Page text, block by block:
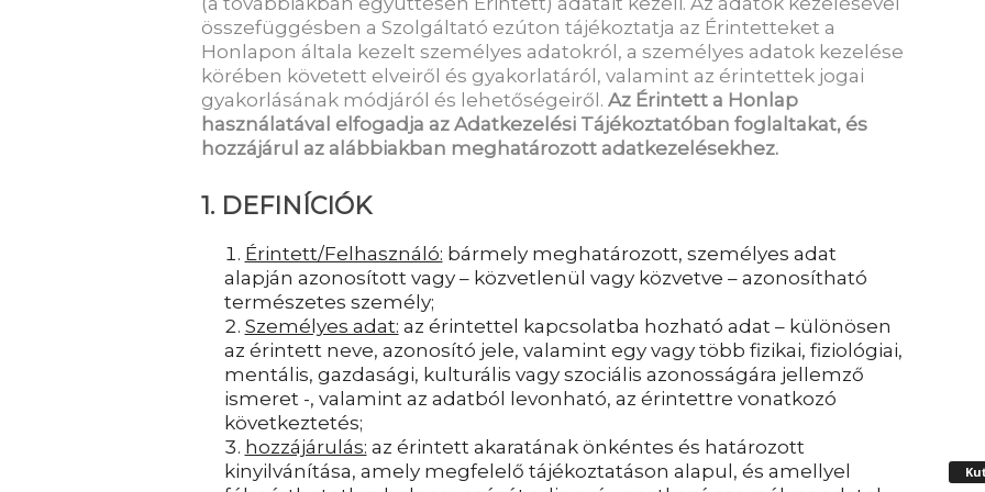
összefüggésben a Szolgáltató ezúton tájékoztatja az Érintetteket a
Honlapon általa kezelt személyes adatokról, a személyes adatok kezelése
körében követett elveiről és gyakorlatáról, valamint az érintettek jogai
gyakorlásának módjáról és lehetőségeiről. Az Érintett a Honlap
használatával elfogadja az Adatkezelési Tájékoztatóban foglaltakat, és
hozzájárul az alábbiakban meghatározott adatkezelésekhez.
1. DEFINÍCIÓK
Érintett/Felhasználó: bármely meghatározott, személyes adat
alapján azonosított vagy – közvetlenül vagy közvetve – azonosítható
természetes személy;
Személyes adat: az érintettel kapcsolatba hozható adat – különösen
az érintett neve, azonosító jele, valamint egy vagy több fizikai, fiziológiai,
mentális, gazdasági, kulturális vagy szociális azonosságára jellemző
ismeret -, valamint az adatból levonható, az érintettre vonatkozó
következtetés;
hozzájárulás: az érintett akaratának önkéntes és határozott
kinyilvánítása, amely megfelelő tájékoztatáson alapul, és amellyel